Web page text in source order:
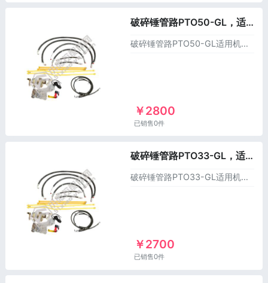
破碎锤管路PTO50-GL，适用于洋马挖掘机
破碎锤管路PTO50-GL适用机型：洋马VIO50-6B挖掘机以上价格不含运费。
￥2800
已销售0件
破碎锤管路PTO33-GL，适用于洋马挖掘机
破碎锤管路PTO33-GL适用机型：洋马VIO33-6B挖掘机以上价格不含运费。
￥2700
已销售0件